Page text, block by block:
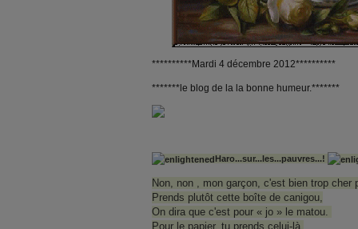
**********Mardi 4 décembre 2012**********
*******le blog de la la bonne humeur.*******
Haro...sur...les...pauvres...!
Non, non , mon garçon, c'est bien trop cher
Prends plutôt cette boîte de canigou,
On dira que c'est pour « jo » le matou.
Pour le papier, tu prends celui-là,